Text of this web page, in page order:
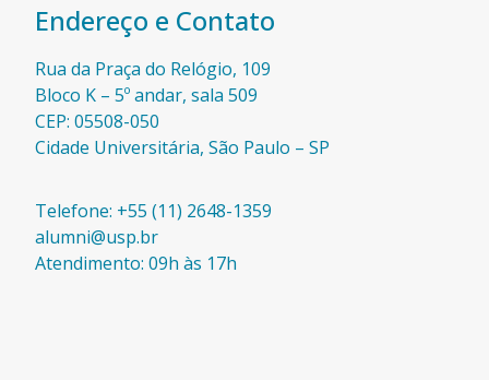
Endereço e Contato
Rua da Praça do Relógio, 109
Bloco K – 5º andar, sala 509
CEP: 05508-050
Cidade Universitária, São Paulo – SP​
Telefone: +55 (11) 2648-1359
alumni@usp.br
Atendimento: 09h às 17h